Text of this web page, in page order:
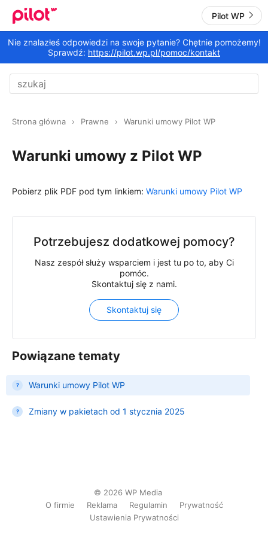
Pilot WP
Nie znalazłeś odpowiedzi na swoje pytanie? Chętnie pomożemy!
Sprawdź: https://pilot.wp.pl/pomoc/kontakt
Strona główna Prawne Warunki umowy Pilot WP
Powiązane tematy
Warunki umowy Pilot WP
Zmiany w pakietach od 1 stycznia 2025
Warunki umowy z Pilot WP
Pobierz plik PDF pod tym linkiem: Warunki umowy Pilot WP
Potrzebujesz dodatkowej pomocy?
Nasz zespół służy wsparciem i jest tu po to, aby Ci
pomóc.
Skontaktuj się z nami.
Skontaktuj się
© 2026 WP Media
O firmie
Reklama Regulamin
Prywatność
Ustawienia Prywatności